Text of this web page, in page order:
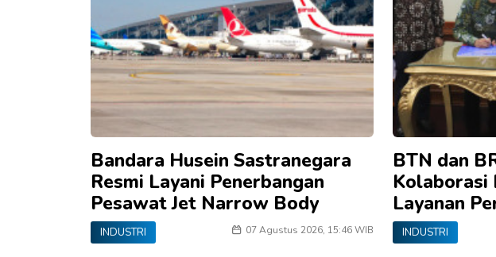
Bandara Husein Sastranegara
Resmi Layani Penerbangan
Pesawat Jet Narrow Body
INDUSTRI 07 Agustus 2026, 15:46 WIB
BTN dan
Kolaborasi
Layanan
INDUSTRI